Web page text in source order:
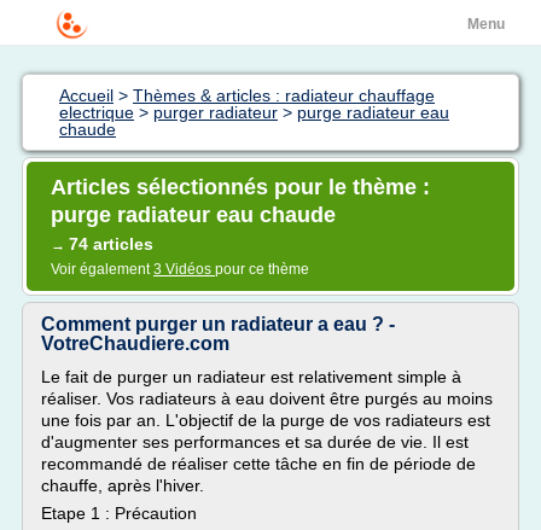
Menu
Accueil > Thèmes & articles : radiateur chauffage
electrique > purger radiateur > purge radiateur eau
chaude
Articles sélectionnés pour le thème :
purge radiateur eau chaude
→ 74 articles
Voir également3 Vidéos pour ce thème
Comment purger un radiateur a eau ? -
VotreChaudiere.com
Le fait de purger un radiateur est relativement simple à
réaliser. Vos radiateurs à eau doivent être purgés au moins
une fois par an. L'objectif de la purge de vos radiateurs est
d'augmenter ses performances et sa durée de vie. Il est
recommandé de réaliser cette tâche en fin de période de
chauffe, après l'hiver.
Etape 1 : Précaution